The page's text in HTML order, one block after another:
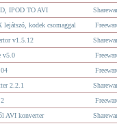
IPOD TO AVI
kodek csomaggal
v1.5.12
v5.0
2.2.1
AVI konverter